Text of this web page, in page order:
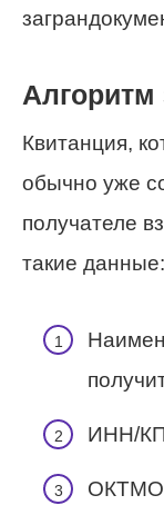
Алгоритм
Квитанция,
обычно уже
получателе
такие данные:
ИНН/